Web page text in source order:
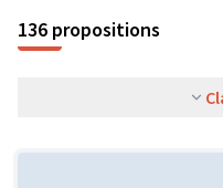
136 propositions